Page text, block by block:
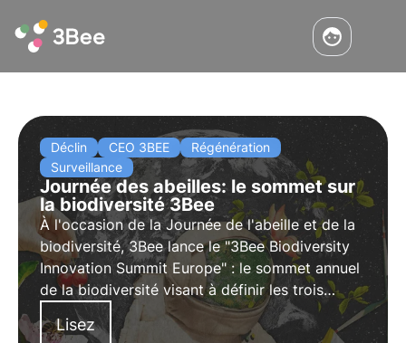
Déclin CEO 3BEE
Régénération
Surveillance
Journée des abeilles: le sommet sur
la biodiversité 3Bee
À l'occasion de la Journée de l'abeille et de la
biodiversité, 3Bee lance le "3Bee Biodiversity
Innovation Summit Europe" : le sommet annuel
de la biodiversité visant à définir les trois
piliers de l'approche 2023 de la protection de
la biodiversité dans les entreprises et
Lisez